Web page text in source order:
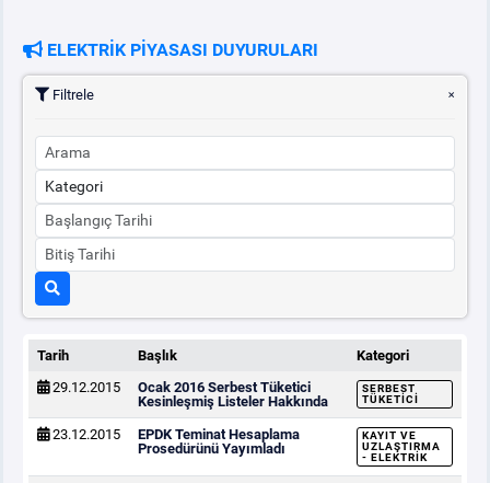
TEMİNAT
BÜLTENLER
DUYURULAR
BT HİZMET YÖNETİM SİSTEMİ POLİTİKAMIZ
ELEKTRİK PİYASASI DUYURULARI
Filtrele
Tarih Başlık
Kategori
29.12.2015
Ocak 2016 Serbest Tüketici
Kesinleşmiş Listeler Hakkında
SERBEST
TÜKETICI
23.12.2015
EPDK Teminat Hesaplama
Prosedürünü Yayımladı
KAYIT VE
UZLAŞTIRMA
- ELEKTRIK